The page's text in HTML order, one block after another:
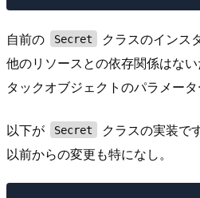
自前の Secret
クラスのインス
他のリソースとの依存関係はな
タックオブジェクトのパラメータ
以下が Secret
クラスの実装です
以前からの変更も特になし。